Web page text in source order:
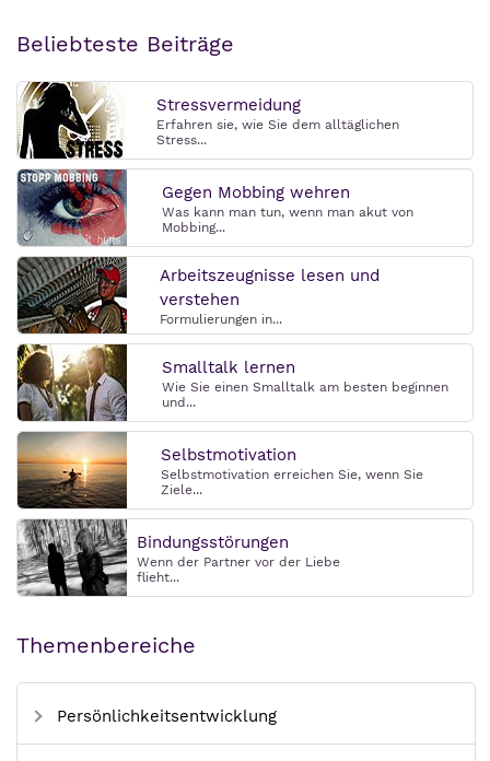
Beliebteste Beiträge
Stressvermeidung
Erfahren sie, wie Sie dem alltäglichen
Stress...
Gegen Mobbing wehren
Was kann man tun, wenn man akut von
Mobbing...
Arbeitszeugnisse lesen und
verstehen
Formulierungen in...
Smalltalk lernen
Wie Sie einen Smalltalk am besten beginnen
und...
Selbstmotivation
Selbstmotivation erreichen Sie, wenn Sie
Ziele...
Bindungsstörungen
Wenn der Partner vor der Liebe
flieht...
Themenbereiche
Persönlichkeitsentwicklung